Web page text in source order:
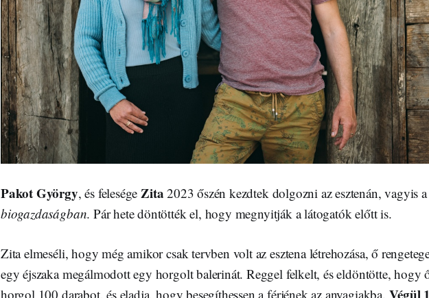
Pakot György, és felesége Zita 2023 őszén kezdtek dolgozni az esztenán, vagyis a
biogazdaságban. Pár hete döntötték el, hogy megnyitják a látogatók előtt is.
Zita elmeséli, hogy még amikor csak tervben volt az esztena létrehozása, ő
egy éjszaka megálmodott egy horgolt balerinát. Reggel felkelt, és eldöntötte, hogy
horgol 100 darabot, és eladja, hogy besegíthessen a férjének az anyagiakba. Végül